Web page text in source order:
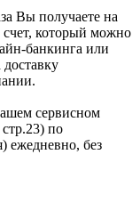
Вы получаете на
который можно
банкинга или
сервисном
по
ежедневно, без